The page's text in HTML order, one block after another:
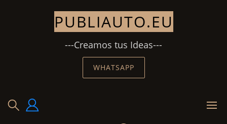
PUBLIAUTO.EU
---Creamos tus Ideas---
WHATSAPP